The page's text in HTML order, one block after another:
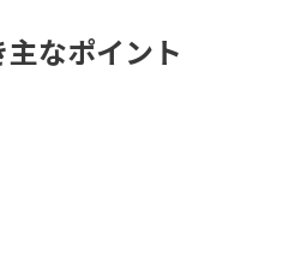
なポイント